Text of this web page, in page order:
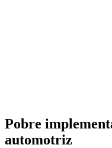
Pobre
automotriz